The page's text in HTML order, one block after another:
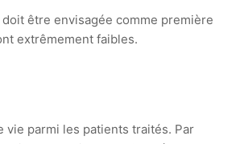
être envisagée comme première
extrêmement faibles.
vie parmi les patients traités. Par